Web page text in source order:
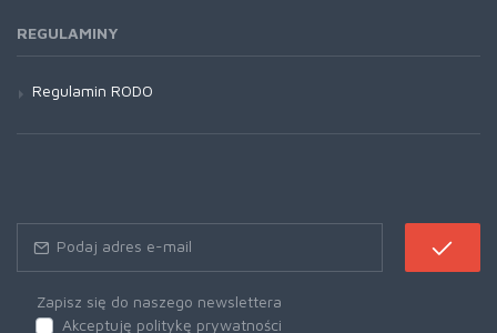
REGULAMINY
Regulamin RODO
Zapisz się do naszego newslettera
Akceptuję politykę prywatności